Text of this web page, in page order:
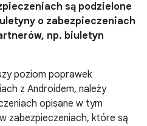
są podzielone
o zabezpieczeniach
np. biuletyn
poziom poprawek
z Androidem, należy
opisane w tym
zabezpieczeniach, które są